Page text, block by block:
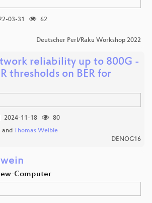
03-31
62
Deutscher Perl/Raku Workshop 2022
reliability up to 800G -
thresholds on BER for
2024-11-18
80
and Thomas Weible
DENOG16
Computer